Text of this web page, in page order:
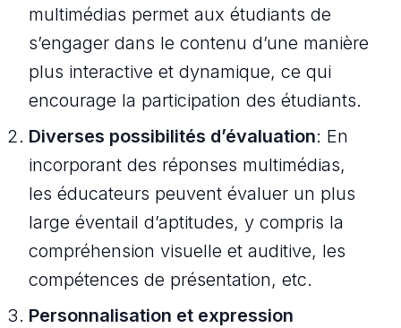
multimédias permet aux étudiants de
s’engager dans le contenu d’une manière
plus interactive et dynamique, ce qui
encourage la participation des étudiants.
Diverses possibilités d’évaluation: En
incorporant des réponses multimédias,
les éducateurs peuvent évaluer un plus
large éventail d’aptitudes, y compris la
compréhension visuelle et auditive, les
compétences de présentation, etc.
Personnalisation et expression